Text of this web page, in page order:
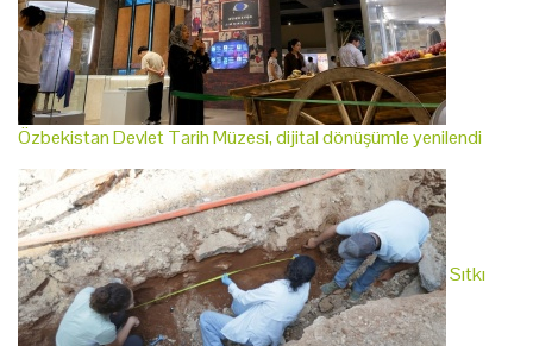
Özbekistan Devlet Tarih Müzesi, dijital dönüşümle yenilendi
Sıtkı